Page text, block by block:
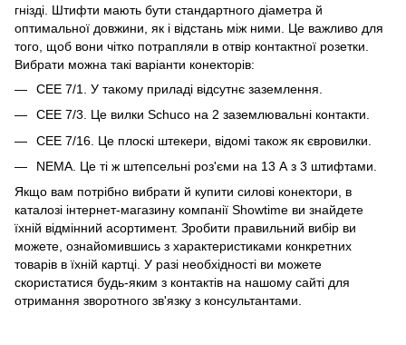
гнізді. Штифти мають бути стандартного діаметра й
оптимальної довжини, як і відстань між ними. Це важливо для
того, щоб вони чітко потрапляли в отвір контактної розетки.
Вибрати можна такі варіанти конекторів:
CEE 7/1. У такому приладі відсутнє заземлення.
СЕЕ 7/3. Це вилки Schuco на 2 заземлювальні контакти.
СЕЕ 7/16. Це плоскі штекери, відомі також як євровилки.
NEMA. Це ті ж штепсельні роз'єми на 13 А з 3 штифтами.
Якщо вам потрібно вибрати й купити силові конектори, в
каталозі інтернет-магазину компанії Showtime ви знайдете
їхній відмінний асортимент. Зробити правильний вибір ви
можете, ознайомившись з характеристиками конкретних
товарів в їхній картці. У разі необхідності ви можете
скористатися будь-яким з контактів на нашому сайті для
отримання зворотного зв'язку з консультантами.